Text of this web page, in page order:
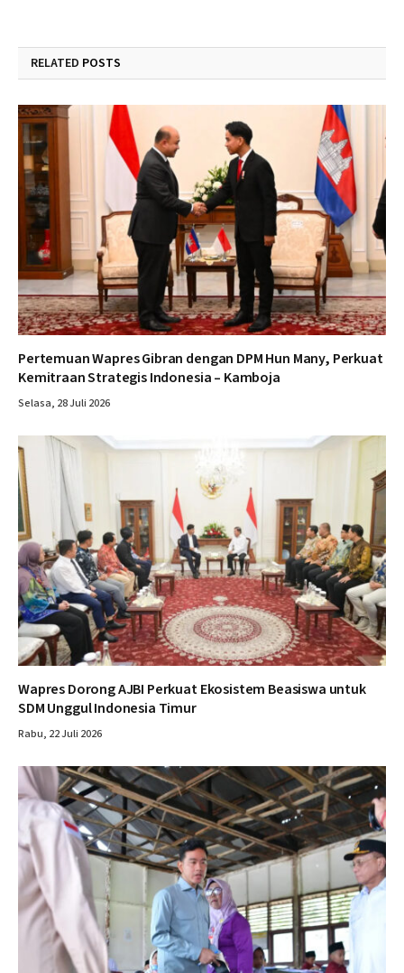
RELATED POSTS
Pertemuan Wapres Gibran dengan DPM Hun Many, Perkuat
Kemitraan Strategis Indonesia – Kamboja
Selasa, 28 Juli 2026
Wapres Dorong AJBI Perkuat Ekosistem Beasiswa untuk
SDM Unggul Indonesia Timur
Rabu, 22 Juli 2026